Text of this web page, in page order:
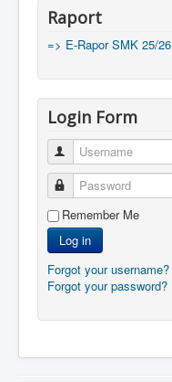
Raport
=> E-Rapor SMK 25/26
Login Form
Username
Password
Remember Me
Log in
Forgot your username?
Forgot your password?